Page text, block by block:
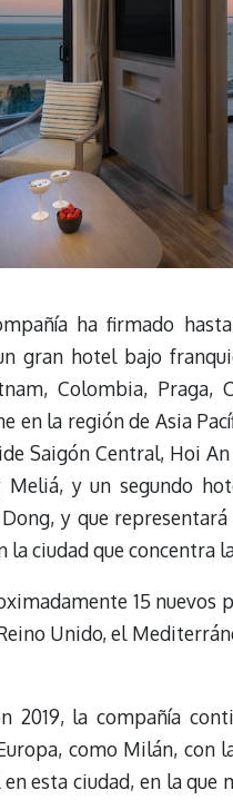
ha firmado
gran hotel bajo
Colombia, Praga,
en la región de Asia
Saigón Central, Hoi
y un segundo
y que
la ciudad que concentra
15 nuevos
Unido, el
2019, la compañía
como Milán, con
esta ciudad, en la